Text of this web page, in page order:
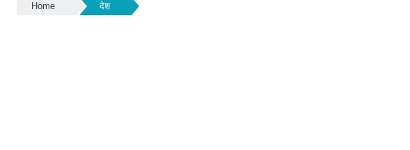
Home देश